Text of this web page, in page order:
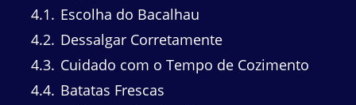
4.1
Escolha do Bacalhau
4.2 Dessalgar Corretamente
4.3 Cuidado com o Tempo de Cozimento
4.4 Batatas Frescas